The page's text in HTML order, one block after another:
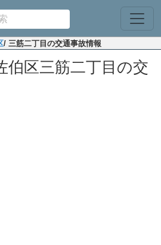
/ 三筋二丁目の交通事故情報
伯区三筋二丁目の交